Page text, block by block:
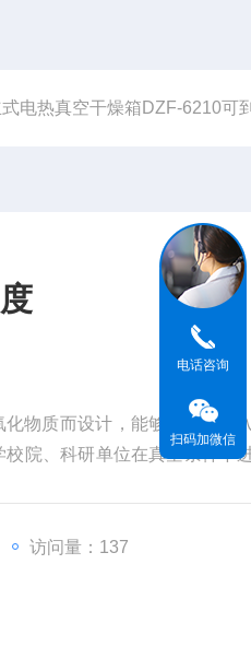
式电热真空干燥箱DZF-6210可
物质而设计，能够向内部充
院、科研单位在真空条件下
访问量：137
电话咨询
扫码加微信